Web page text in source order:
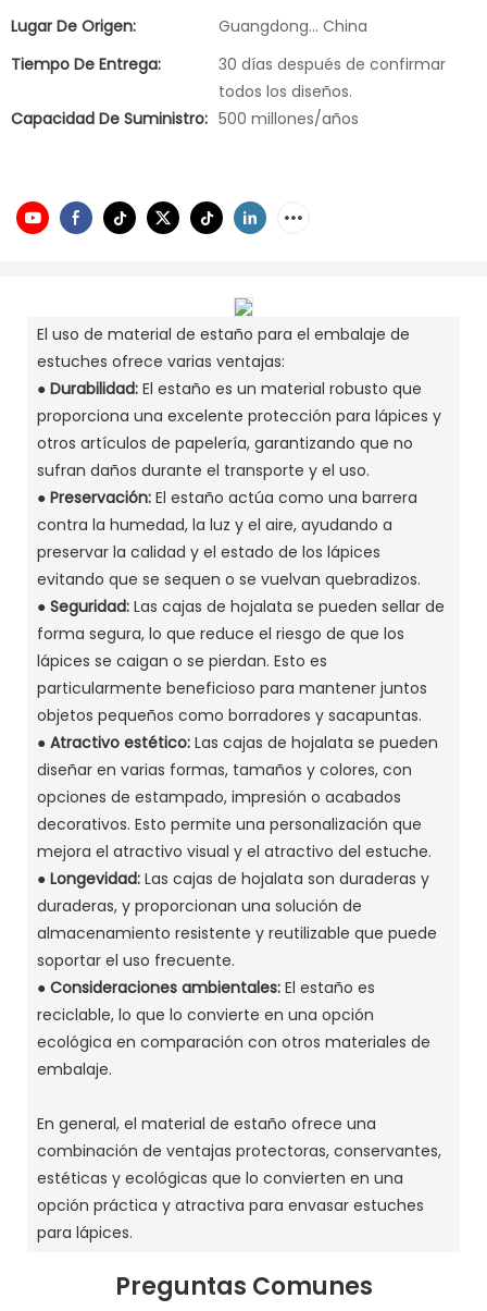
Lugar De Origen:
Guangdong... China
Tiempo De Entrega:
30 días después de confirmar
todos los diseños.
Capacidad De Suministro: 500 millones/años
El uso de material de estaño para el embalaje de
estuches ofrece varias ventajas:
● Durabilidad: El estaño es un material robusto que
proporciona una excelente protección para lápices y
otros artículos de papelería, garantizando que no
sufran daños durante el transporte y el uso.
● Preservación: El estaño actúa como una barrera
contra la humedad, la luz y el aire, ayudando a
preservar la calidad y el estado de los lápices
evitando que se sequen o se vuelvan quebradizos.
● Seguridad: Las cajas de hojalata se pueden sellar de
forma segura, lo que reduce el riesgo de que los
lápices se caigan o se pierdan. Esto es
particularmente beneficioso para mantener juntos
objetos pequeños como borradores y sacapuntas.
● Atractivo estético: Las cajas de hojalata se pueden
diseñar en varias formas, tamaños y colores, con
opciones de estampado, impresión o acabados
decorativos. Esto permite una personalización que
mejora el atractivo visual y el atractivo del estuche.
● Longevidad: Las cajas de hojalata son duraderas y
duraderas, y proporcionan una solución de
almacenamiento resistente y reutilizable que puede
soportar el uso frecuente.
● Consideraciones ambientales: El estaño es
reciclable, lo que lo convierte en una opción
ecológica en comparación con otros materiales de
embalaje.
En general, el material de estaño ofrece una
combinación de ventajas protectoras, conservantes,
estéticas y ecológicas que lo convierten en una
opción práctica y atractiva para envasar estuches
para lápices.
Preguntas Comunes